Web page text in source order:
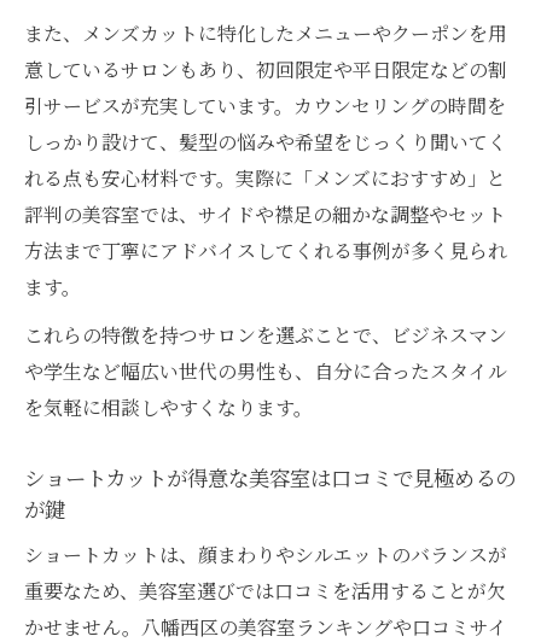
また、メンズカットに特化したメニューやクーポンを用
意しているサロンもあり、初回限定や平日限定などの割
引サービスが充実しています。カウンセリングの時間を
しっかり設けて、髪型の悩みや希望をじっくり聞いてく
れる点も安心材料です。実際に「メンズにおすすめ」と
評判の美容室では、サイドや襟足の細かな調整やセット
方法まで丁寧にアドバイスしてくれる事例が多く見られ
ます。
これらの特徴を持つサロンを選ぶことで、ビジネスマン
や学生など幅広い世代の男性も、自分に合ったスタイル
を気軽に相談しやすくなります。
ショートカットが得意な美容室は口コミで見極めるの
が鍵
ショートカットは、顔まわりやシルエットのバランスが
重要なため、美容室選びでは口コミを活用することが欠
かせません。八幡西区の美容室ランキングや口コミサイ